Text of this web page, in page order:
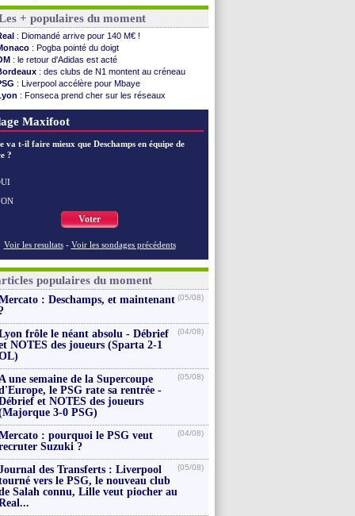
Arsenal: Nørgaard transféré à Everton (off.)
Al-Ahli : Deschamps a discuté !
PSG: Luis Enrique satisfait malgré tout
: Pogba pointé du doigt
: Zabiri n'est pas fan de la L1
: une offre de Fulham pour Aït Boudlal
: Thomasson et Cresswell réconciliés
: Nzonzi avait des pistes en L1
: Mangala sur le départ
: lourde défaite pour le PSG
: Fenerbahçe prend une belle option
Diriyah
+ populaires du moment
: Diomandé arrive pour 140 M€ !
: Pogba pointé du doigt
: le retour d'Adidas est acté
: des clubs de N1 montent au créneau
: Liverpool accélère pour Mbaye
: Fonseca prend cher sur les réseaux
: Infantino complimente Mbappé
Maxifoot
va t-il faire mieux que Deschamps en équipe de
?
Voter
Voir les resultats - Voir les sondages précédents
populaires du moment
: Deschamps, et maintenant (05/08)
frôle le néant absolu - Débrief
NOTES des joueurs (Sparta 2-1
(04/08)
une semaine de la Supercoupe
le PSG rate sa rentrée -
et NOTES des joueurs
3-0 PSG)
(05/08)
: pourquoi le PSG veut
Suzuki ?
(04/08)
des Transferts : Liverpool
vers le PSG, le nouveau club
Salah connu, Lille veut piocher au
(05/08)